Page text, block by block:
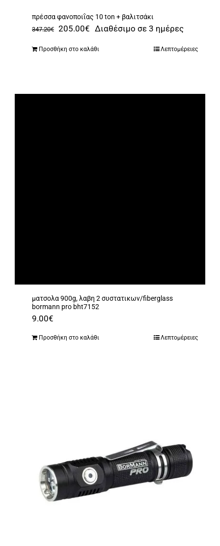
πρέσσα φανοποιΐας 10 ton + βαλιτσάκι
347.20€ Original
205.00€ ΗΔιαθέσιμο σε 3 ημέρες
Προσθήκη στο καλάθι Λεπτομέρειες
ματσολα 900g, λαβη 2 συστατικων/fiberglass
bormann pro bht7152
9.00€
Προσθήκη στο καλάθι Λεπτομέρειες